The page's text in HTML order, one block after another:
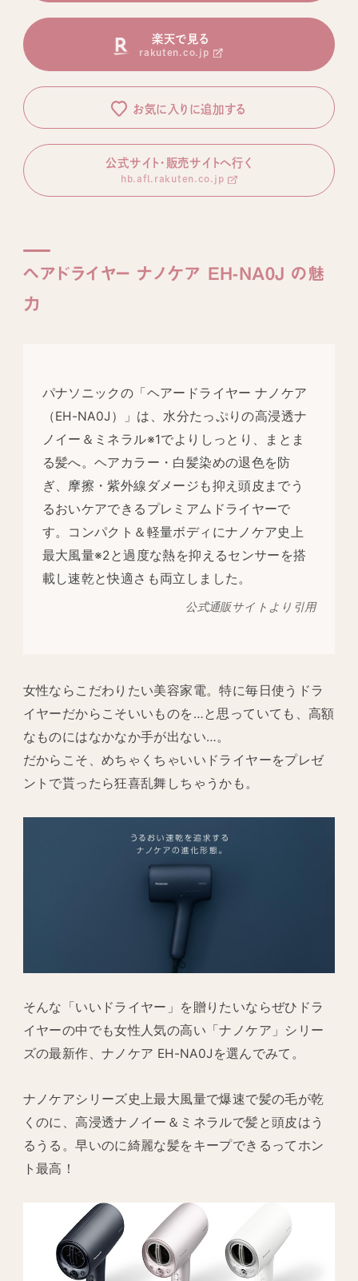
楽天で見る
rakuten.co.jp
お気に入りに追加する
公式サイト・販売サイトへ行く
hb.afl.rakuten.co.jp
ヘアドライヤー ナノケア EH-NA0J の魅
力
パナソニックの「ヘアードライヤー ナノケア
（EH-NA0J）」は、水分たっぷりの高浸透ナ
ノイー＆ミネラル※1でよりしっとり、まとま
る髪へ。ヘアカラー・白髪染めの退色を防
ぎ、摩擦・紫外線ダメージも抑え頭皮までう
るおいケアできるプレミアムドライヤーで
す。コンパクト＆軽量ボディにナノケア史上
最大風量※2と過度な熱を抑えるセンサーを搭
載し速乾と快適さも両立しました。
公式通販サイトより引用
女性ならこだわりたい美容家電。特に毎日使うドラ
イヤーだからこそいいものを…と思っていても、高額
なものにはなかなか手が出ない…。
だからこそ、めちゃくちゃいいドライヤーをプレゼ
ントで貰ったら狂喜乱舞しちゃうかも。
そんな「いいドライヤー」を贈りたいならぜひドラ
イヤーの中でも女性人気の高い「ナノケア」シリー
ズの最新作、ナノケア EH-NA0Jを選んでみて。
ナノケアシリーズ史上最大風量で爆速で髪の毛が乾
くのに、高浸透ナノイー＆ミネラルで髪と頭皮はう
るうる。早いのに綺麗な髪をキープできるってホン
ト最高！